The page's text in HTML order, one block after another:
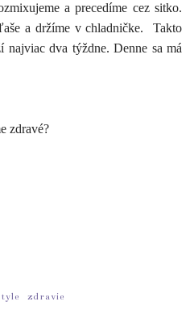
a precedíme cez sitko.
a držíme v chladničke. Takto
dva týždne. Denne sa má
zdravé?
zdravie